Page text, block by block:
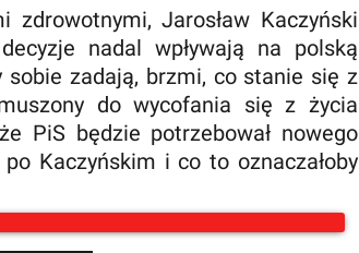
Jarosław Kaczyński
nadal wpływają na polską
zadają, brzmi, co stanie się z
do wycofania się z życia
​​PiS będzie potrzebował nowego
Kaczyńskim i co to oznaczałoby